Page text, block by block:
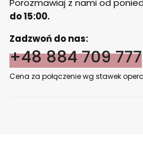
Porozmawiaj z nami od
do 15:00.
Zadzwoń do nas:
+48 884 709 777
Cena za połączenie wg stawek